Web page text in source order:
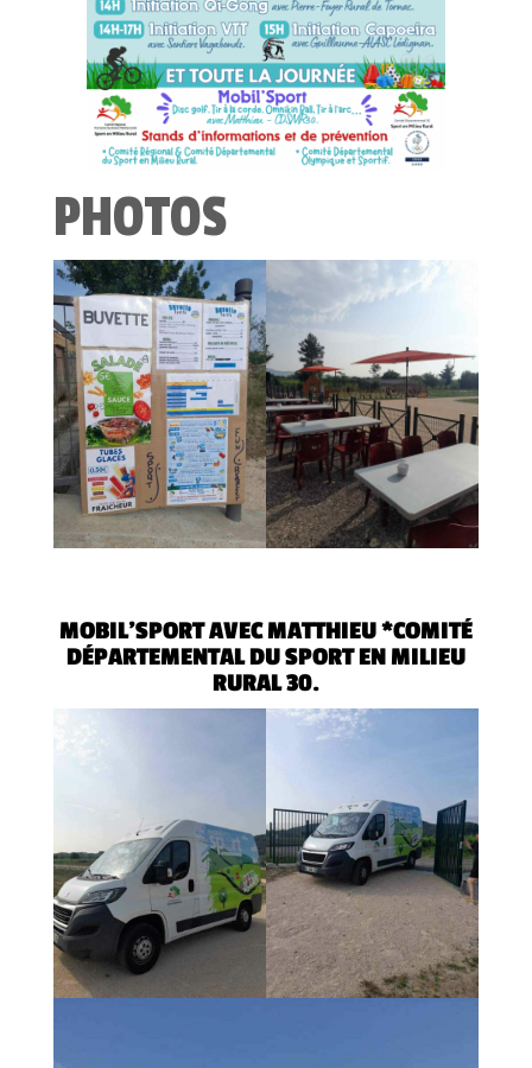
PHOTOS
MOBIL’SPORT AVEC MATTHIEU *COMITÉ
DÉPARTEMENTAL DU SPORT EN MILIEU
RURAL 30.